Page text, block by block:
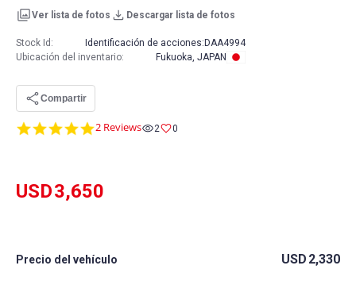
Ver lista de fotos Descargar lista de fotos
5.0
2 Reviews 2 0
USD3,650
Precio del vehículo USD 2,330
Stock Id: Identificación de acciones: DAA4994
Ubicación del inventario: Fukuoka, JAPAN
Compartir